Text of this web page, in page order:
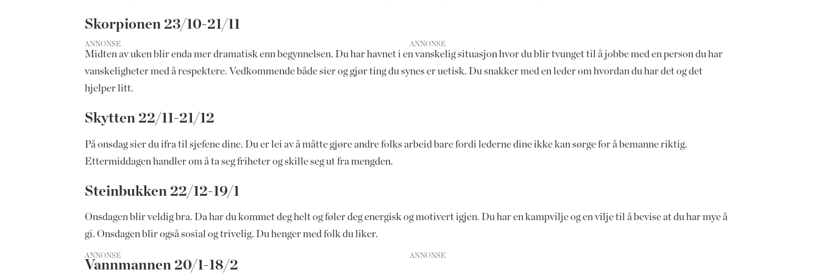
Skorpionen 23/10-21/11
ANNONSE
Midten av uken blir enda mer dramatisk enn begynnelsen. Du har havnet i en vanskelig situasjon hvor du blir tvunget til å jobbe med en person du har
vanskeligheter med å respektere. Vedkommende både sier og gjør ting du synes er uetisk. Du snakker med en leder om hvordan du har det og det
hjelper litt.
Skytten 22/11-21/12
På onsdag sier du ifra til sjefene dine. Du er lei av å måtte gjøre andre folks arbeid bare fordi lederne dine ikke kan sørge for å bemanne riktig.
Ettermiddagen handler om å ta seg friheter og skille seg ut fra mengden.
Steinbukken 22/12-19/1
Onsdagen blir veldig bra. Da har du kommet deg helt og føler deg energisk og motivert igjen. Du har en kampvilje og en vilje til å bevise at du har mye å
gi. Onsdagen blir også sosial og trivelig. Du henger med folk du liker.
ANNONSE
Vannmannen 20/1-18/2